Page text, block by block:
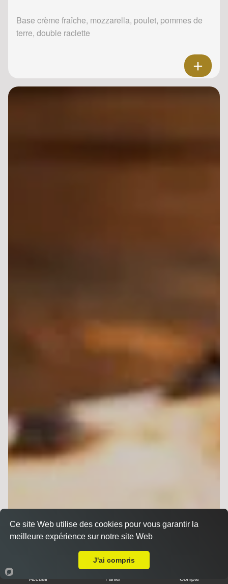
Base crème fraîche, mozzarella, poulet, pommes de
terre, double raclette
Accueil Panier Compte
Ce site Web utilise des cookies pour vous garantir la
meilleure expérience sur notre site Web
J'ai compris